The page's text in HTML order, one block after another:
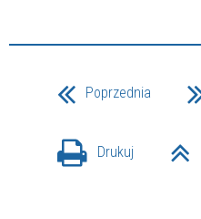
Poprzednia
Drukuj